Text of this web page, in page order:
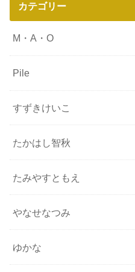
カテゴリー
M・A・O
Pile
すずきけいこ
たかはし智秋
たみやすともえ
やなせなつみ
ゆかな